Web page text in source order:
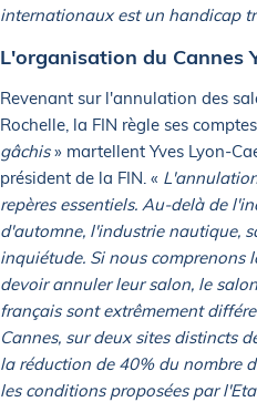
internationaux est un handicap
L'organisation du Cannes
Revenant sur l'annulation des
Rochelle, la FIN règle ses
gâchis» martellent Yves Lyon-
président de la FIN. «
repères essentiels. Au-delà de
d'automne, l'industrie nautique,
inquiétude. Si nous comprenons
devoir annuler leur salon, le
français sont extrêmement
Cannes, sur deux sites distincts
la réduction de 40% du nombre
les conditions proposées par